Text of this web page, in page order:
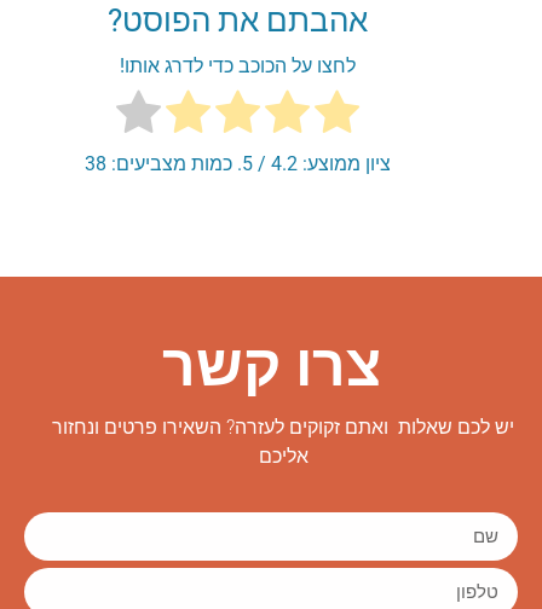
אהבתם את הפוסט?
לחצו על הכוכב כדי לדרג אותו!
ציון ממוצע: 4.2 / 5. כמות מצביעים: 38
צרו קשר
יש לכם שאלות ואתם זקוקים לעזרה? השאירו פרטים ונחזור
אליכם